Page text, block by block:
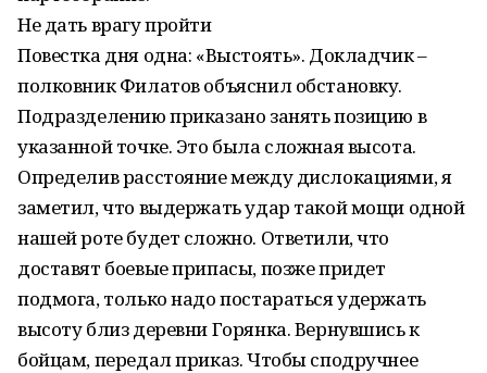
Не дать врагу пройти
Повестка дня одна: «Выстоять». Докладчик –
полковник Филатов объяснил обстановку.
Подразделению приказано занять позицию в
указанной точке. Это была сложная высота.
Определив расстояние между дислокациями, я
заметил, что выдержать удар такой мощи одной
нашей роте будет сложно. Ответили, что
доставят боевые припасы, позже придет
подмога, только надо постараться удержать
высоту близ деревни Горянка. Вернувшись к
бойцам, передал приказ. Чтобы сподручнее